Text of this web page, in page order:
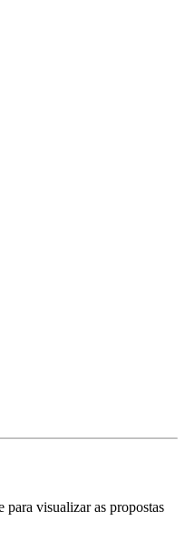
visualizar as propostas